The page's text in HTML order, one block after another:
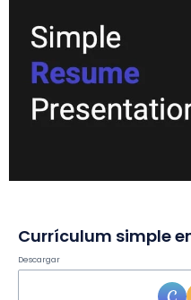
Currículum simple
Descargar